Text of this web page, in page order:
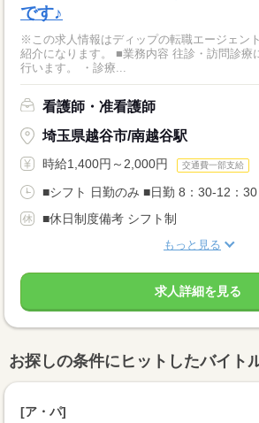
です♪
※この求人情報はディップの転職エージェン
紹介になります。 ■業務内容 往診・訪問診療
行います。 ・診療...
看護師・准看護師
埼玉県越谷市/南越谷駅
時給1,400円～2,000円 交通費一部支給
■シフト 日勤のみ ■日勤 8：30-12：30
■休日制度備考 シフト制
もっと見る
求人詳細を見る
お探しの条件にヒットしたバイト
[ア・パ]